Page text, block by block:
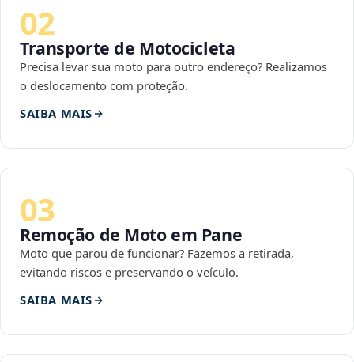
02
Transporte de Motocicleta
Precisa levar sua moto para outro endereço? Realizamos
o deslocamento com proteção.
SAIBA MAIS
03
Remoção de Moto em Pane
Moto que parou de funcionar? Fazemos a retirada,
evitando riscos e preservando o veículo.
SAIBA MAIS